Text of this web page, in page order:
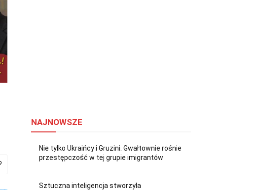
NAJNOWSZE
Nie tylko Ukraińcy i Gruzini. Gwałtownie rośnie
przestępczość w tej grupie imigrantów
Sztuczna inteligencja stworzyła